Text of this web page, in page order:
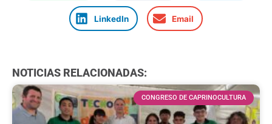
LinkedIn Email
NOTICIAS RELACIONADAS:
CONGRESO DE CAPRINOCULTURA